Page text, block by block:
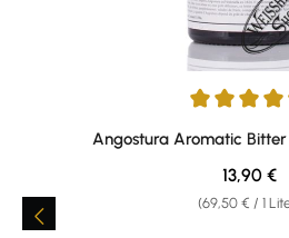
Durchschnittliche Bewertung von
Angostura Aromatic
(69,50 € / 1
13,90 €